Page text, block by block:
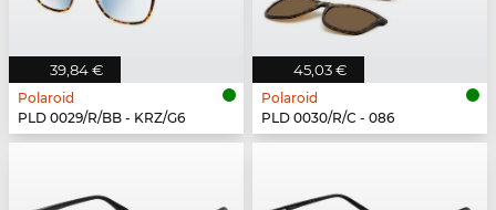
39,84 €
Polaroid
PLD 0029/R/BB - KRZ/G6
45,03 €
Polaroid
PLD 0030/R/C - 086